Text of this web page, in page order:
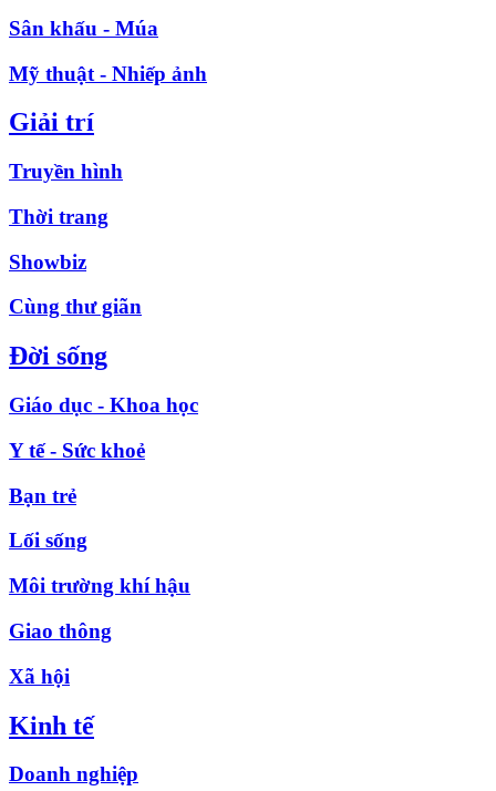
Sân khấu - Múa
Mỹ thuật - Nhiếp ảnh
Giải trí
Truyền hình
Thời trang
Showbiz
Cùng thư giãn
Đời sống
Giáo dục - Khoa học
Y tế - Sức khoẻ
Bạn trẻ
Lối sống
Môi trường khí hậu
Giao thông
Xã hội
Kinh tế
Doanh nghiệp